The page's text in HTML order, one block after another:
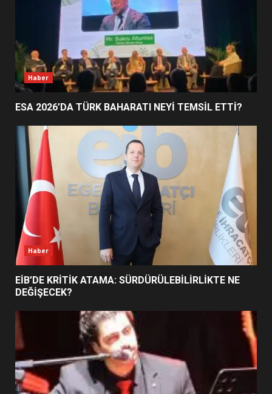
4
EDREMİT’İN GURURU TÜRKİYE
FİNALİNDE NE BAŞARDI?
5
UZATILDI: NE DEĞİŞTİ?
6
BURHANİYE SATRANÇ
TURNUVASI KAYITLARI NEYİ
DEĞİŞTİRİYOR?
BURHANİYE BELEDİYESPOR’DA
YENİ YÖNETİM NASIL
Haber
ESA 2026’DA TÜRK BAHARATI NEYİ TEMSİL ETTİ?
Haber
EİB’DE KRİTİK ATAMA: SÜRDÜRÜLEBİLİRLİKTE NE
DEĞİŞECEK?